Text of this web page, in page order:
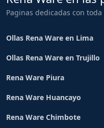
Paginas dedicadas con
Ollas Rena Ware en Lima
Ollas Rena Ware en Trujillo
Rena Ware Piura
Rena Ware Huancayo
Rena Ware Chimbote